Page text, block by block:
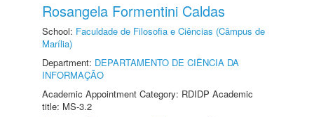
Rosangela Formentini Caldas
School: Faculdade de Filosofia e Ciências (Câmpus de
Marília)
Department: DEPARTAMENTO DE CIÊNCIA DA
INFORMAÇÃO
Academic Appointment Category: RDIDP Academic
title: MS-3.2